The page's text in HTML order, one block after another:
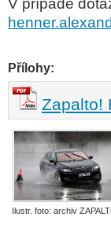
V případě
Přílohy:
Zapalto!
Ilustr. foto: archiv